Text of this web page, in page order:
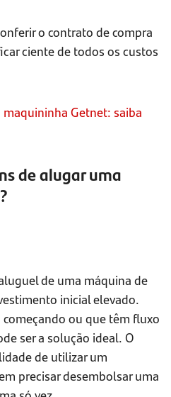
o contrato de compra
ciente de todos os custos
maquininha Getnet: saiba
de alugar uma
de uma máquina de
inicial elevado.
ou que têm fluxo
ser a solução ideal. O
de utilizar um
precisar desembolsar uma